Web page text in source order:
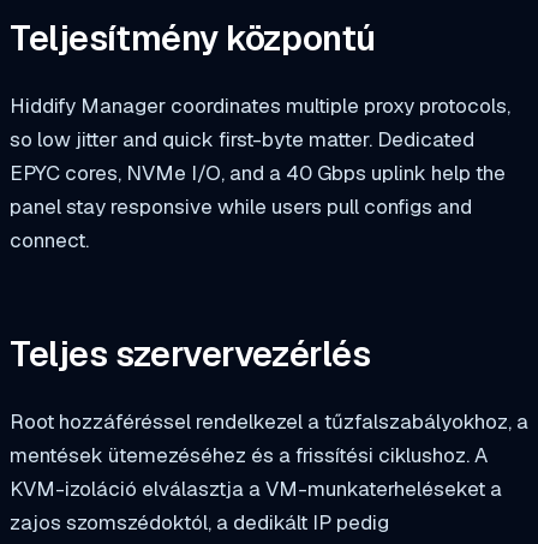
Teljesítmény központú
Hiddify Manager coordinates multiple proxy protocols,
so low jitter and quick first-byte matter. Dedicated
EPYC cores, NVMe I/O, and a 40 Gbps uplink help the
panel stay responsive while users pull configs and
connect.
Teljes szervervezérlés
Root hozzáféréssel rendelkezel a tűzfalszabályokhoz, a
mentések ütemezéséhez és a frissítési ciklushoz. A
KVM-izoláció elválasztja a VM-munkaterheléseket a
zajos szomszédoktól, a dedikált IP pedig